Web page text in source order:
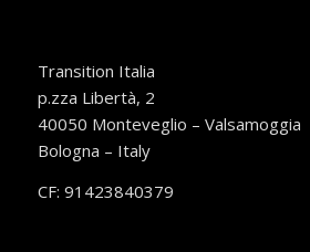
Transition Italia
p.zza Libertà, 2
40050 Monteveglio – Valsamoggia
Bologna – Italy
CF: 91423840379